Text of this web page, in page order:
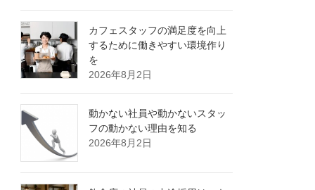
カフェスタッフの満足度を向上
するために働きやすい環境作り
を
2026年8月2日
動かない社員や動かないスタッ
フの動かない理由を知る
2026年8月2日